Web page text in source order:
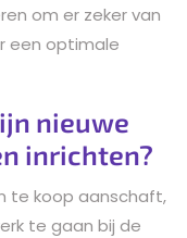
om er zeker van
een optimale
nieuwe
inrichten?
te koop aanschaft,
te gaan bij de